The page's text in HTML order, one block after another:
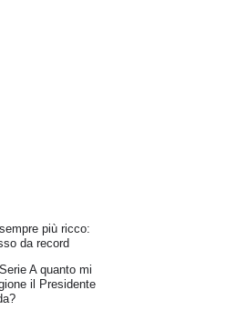
più ricco:
da record
A quanto mi
il Presidente